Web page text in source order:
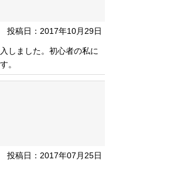
投稿日：2017年10月29日
しました。初心者の私に
。
投稿日：2017年07月25日